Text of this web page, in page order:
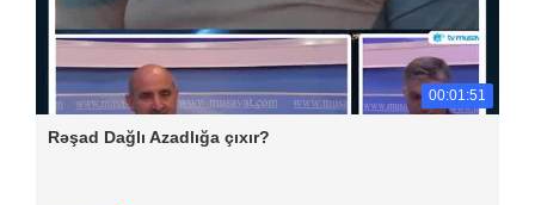
00:01:51
Rəşad Dağlı Azadlığa çıxır?